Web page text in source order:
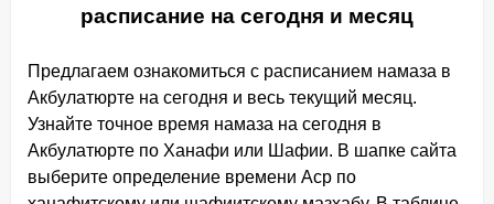
расписание на сегодня и месяц
Предлагаем ознакомиться с расписанием намаза в
Акбулатюрте на сегодня и весь текущий месяц.
Узнайте точное время намаза на сегодня в
Акбулатюрте по Ханафи или Шафии. В шапке сайта
выберите определение времени Аср по